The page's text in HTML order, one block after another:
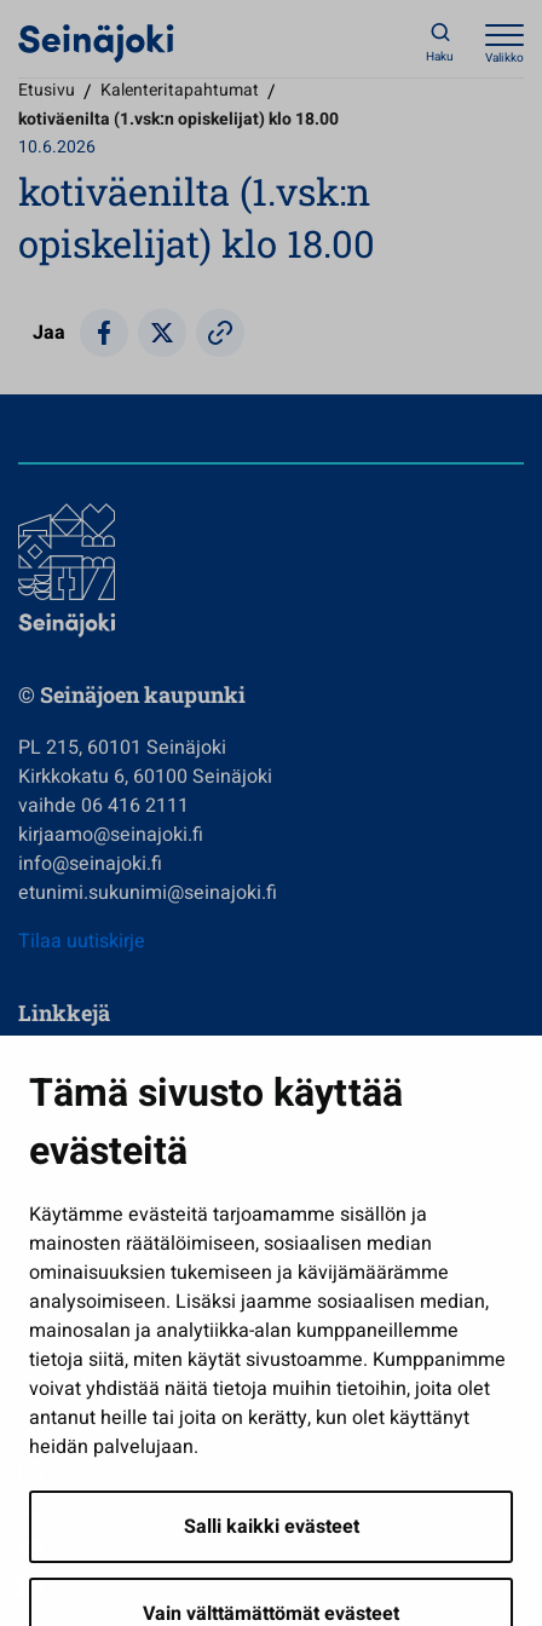
Tämä sivusto käyttää
evästeitä
Käytämme evästeitä tarjoamamme sisällön ja
mainosten räätälöimiseen, sosiaalisen median
ominaisuuksien tukemiseen ja kävijämäärämme
analysoimiseen. Lisäksi jaamme sosiaalisen median,
mainosalan ja analytiikka-alan kumppaneillemme
tietoja siitä, miten käytät sivustoamme. Kumppanimme
voivat yhdistää näitä tietoja muihin tietoihin, joita olet
antanut heille tai joita on kerätty, kun olet käyttänyt
heidän palvelujaan.
Salli kaikki evästeet
Vain välttämättömät evästeet
Haku Valikko
Etusivu / Kalenteritapahtumat /
kotiväenilta (1.vsk:n opiskelijat) klo 18.00
10.6.2026
kotiväenilta (1.vsk:n
opiskelijat) klo 18.00
Jaa
© Seinäjoen kaupunki
PL 215, 60101 Seinäjoki
Kirkkokatu 6, 60100 Seinäjoki
vaihde 06 416 2111
kirjaamo@seinajoki.fi
info@seinajoki.fi
etunimi.sukunimi@seinajoki.fi
Tilaa uutiskirje
Linkkejä
Kasvatus ja opetus
Kulttuuri ja liikunta
Työ ja yrittäminen
Osallistu ja asioi
Näytä omat evästeasetukseni
Seuraa meitä